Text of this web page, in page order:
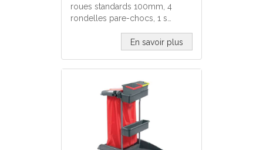
roues standards 100mm, 4
rondelles pare-chocs, 1 s…
En savoir plus